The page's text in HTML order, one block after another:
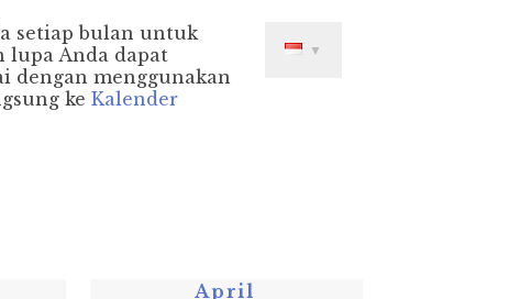
setiap bulan untuk
lupa Anda dapat
dengan menggunakan
ke Kalender
▼
April